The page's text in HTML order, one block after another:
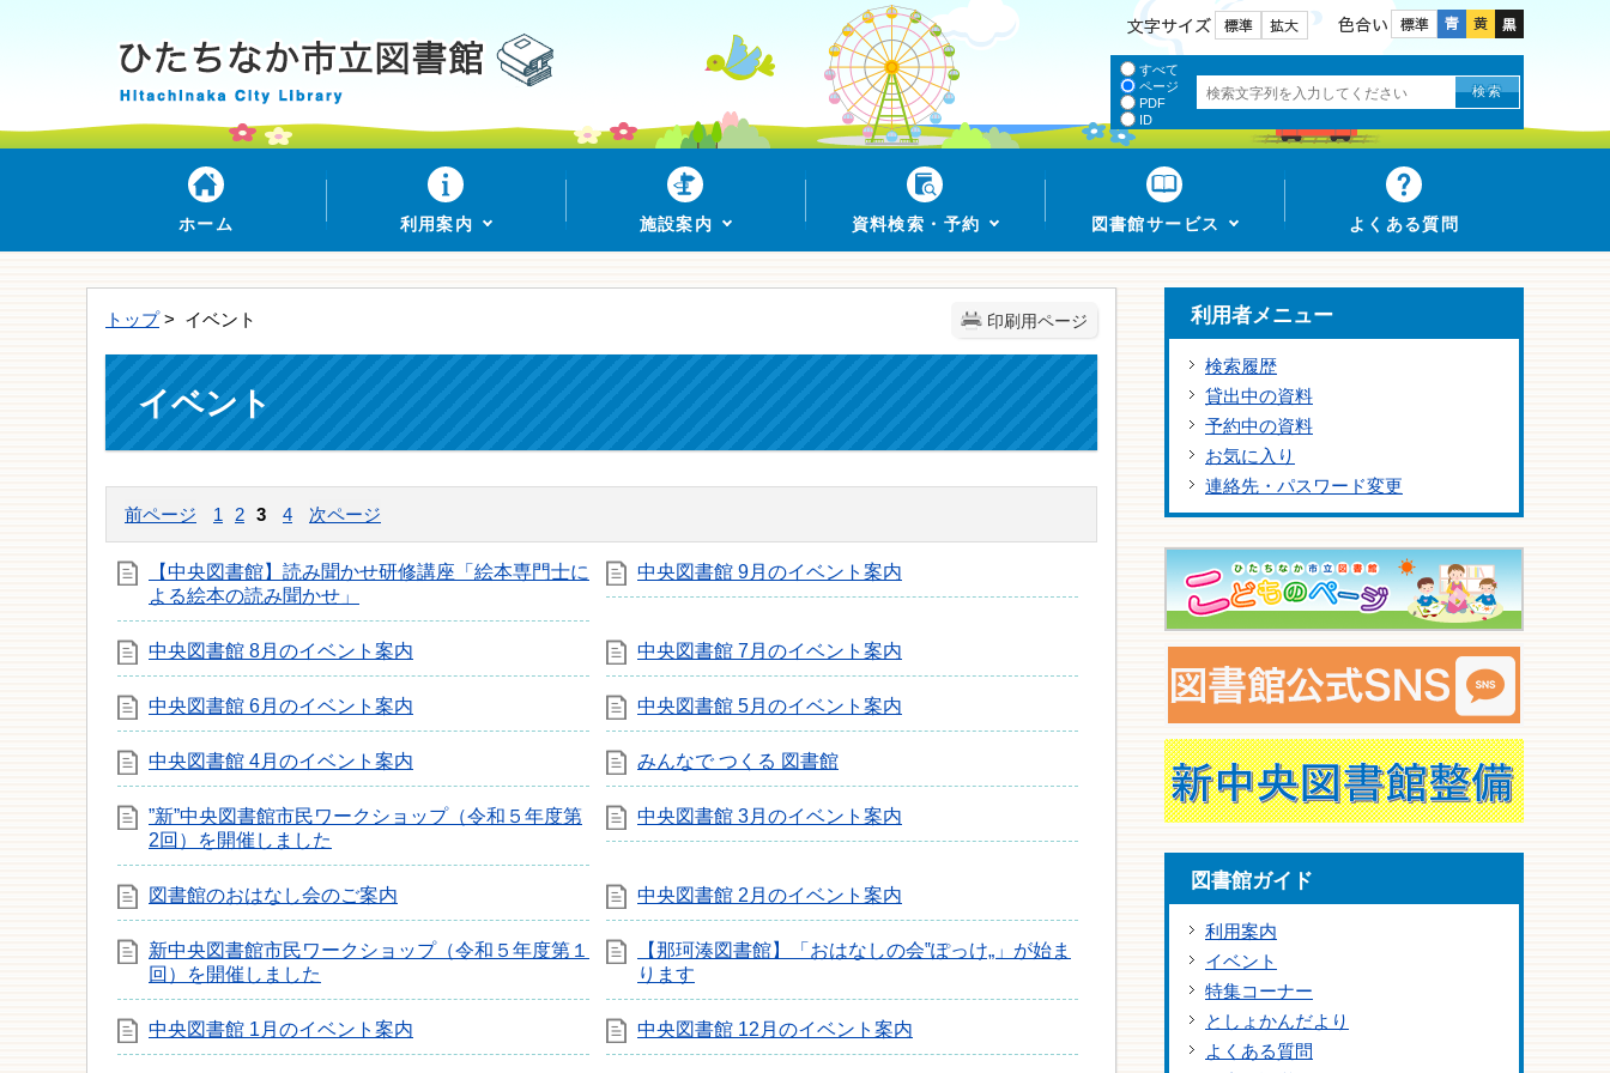
色合い
文字サイズ
すべて
ページ
PDF
ID
ホーム 利用案内 施設案内 資料検索・予約 図書館サービス よくある質問
印刷用ページ
トップ> イベント
イベント
前ページ 1 2 3 4 次ページ
【中央図書館】読み聞かせ研修講座「絵本専門士に
よる絵本の読み聞かせ」
中央図書館 9月のイベント案内
中央図書館 8月のイベント案内 中央図書館 7月のイベント案内
中央図書館 6月のイベント案内 中央図書館 5月のイベント案内
中央図書館 4月のイベント案内 みんなで つくる 図書館
”新”中央図書館市民ワークショップ（令和５年度第
2回）を開催しました
中央図書館 3月のイベント案内
図書館のおはなし会のご案内 中央図書館 2月のイベント案内
新中央図書館市民ワークショップ（令和５年度第１
回）を開催しました
【那珂湊図書館】「おはなしの会‟ぽっけ„」が始ま
ります
中央図書館 1月のイベント案内 中央図書館 12月のイベント案内
利用者メニュー
検索履歴
貸出中の資料
予約中の資料
お気に入り
連絡先・パスワード変更
図書館ガイド
利用案内
イベント
特集コーナー
としょかんだより
よくある質問